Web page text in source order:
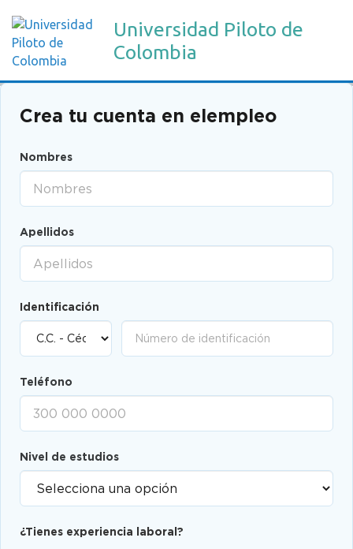
Universidad Piloto de
Colombia
Crea tu cuenta en elempleo
Nombres
Apellidos
Identificación
Teléfono
Nivel de estudios
¿Tienes experiencia laboral?